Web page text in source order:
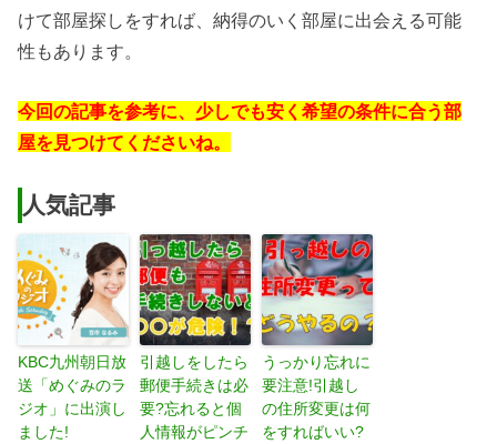
けて部屋探しをすれば、納得のいく部屋に出会える可能
性もあります。
今回の記事を参考に、少しでも安く希望の条件に合う部
屋を見つけてくださいね。
人気記事
KBC九州朝日放
送「めぐみのラ
ジオ」に出演し
ました!
引越しをしたら
郵便手続きは必
要?忘れると個
人情報がピンチ
うっかり忘れに
要注意!引越し
の住所変更は何
をすればいい?